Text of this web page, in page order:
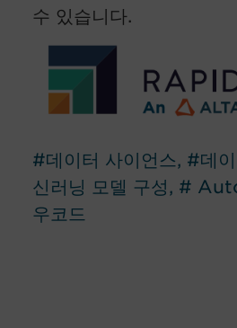
수 있습니다.
#데이터 사이언스, #데
신러닝 모델 구성, #
우코드